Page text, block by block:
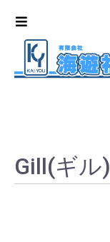
Gill(ギル)